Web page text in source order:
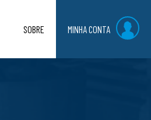
SOBRE MINHA CONTA